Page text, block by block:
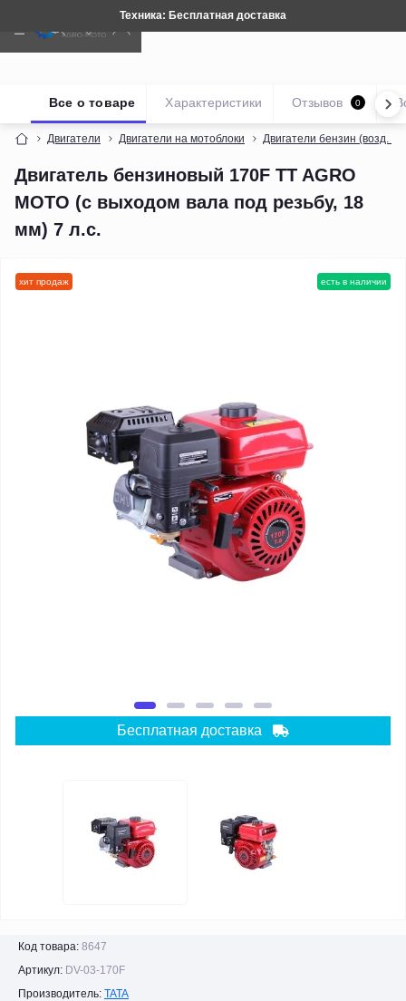
Техника: Бесплатная доставка
Двигатели Двигатели на мотоблоки Двигатели бензин (возд.
Двигатель бензиновый 170F TT AGRO
MOTO (с выходом вала под резьбу, 18
мм) 7 л.с.
Все о товаре Характеристики Отзывов 0
хит продаж есть в наличии
Бесплатная доставка
Код товара: 8647
Артикул: DV-03-170F
Производитель: TATA